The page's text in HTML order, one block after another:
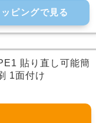
ピングで見る
貼り直し可能簡
1面付け